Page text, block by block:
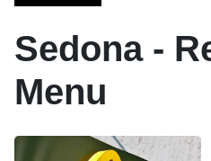
Sedona -
Menu